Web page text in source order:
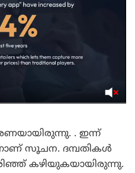
. ഇന്ന്
സൂചന. ദമ്പതികൾ
കഴിയുകയായിരുന്നു.